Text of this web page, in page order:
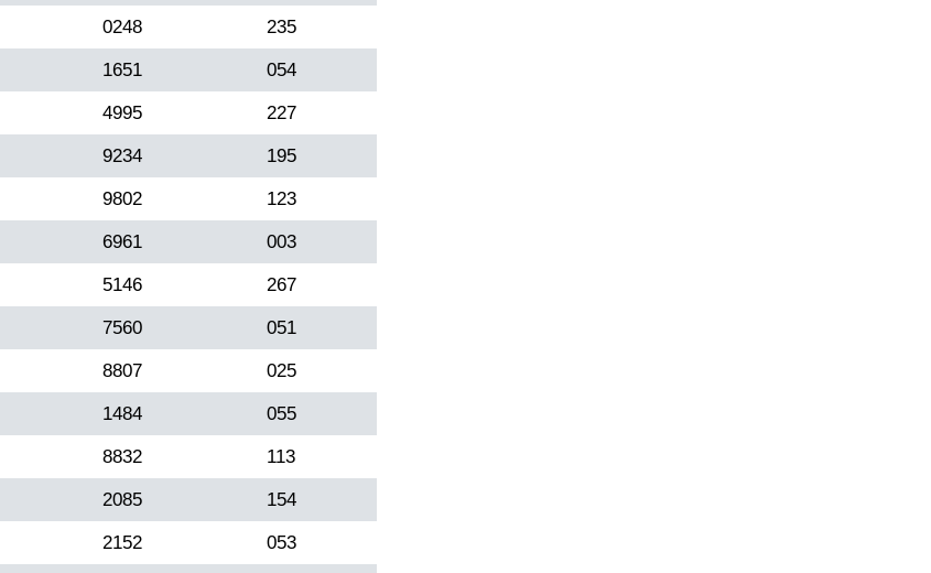
0248 235
1651 054
4995 227
9234 195
9802 123
6961 003
5146 267
7560 051
8807 025
1484 055
8832 113
2085 154
2152 053